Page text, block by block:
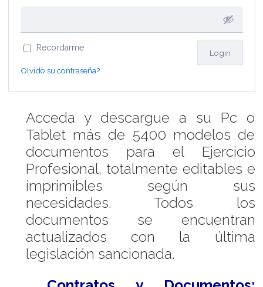
Recordarme
Olvido su contraseña?
Acceda y descargue a su Pc o
Tablet más de 5400 modelos de
documentos para el Ejercicio
Profesional, totalmente editables e
imprimibles según sus
necesidades. Todos los
documentos se encuentran
actualizados con la última
legislación sancionada.